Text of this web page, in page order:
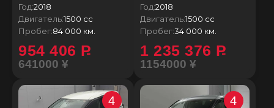
Год:2018
Двигатель:1500 сс
Пробег:84 000 км.
954 406 P
641000 ¥
Год:2018
Двигатель:1500 сс
Пробег:34 000 км.
1 235 376 P
1154000 ¥
4 4